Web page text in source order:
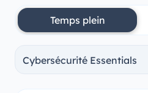
Temps plein